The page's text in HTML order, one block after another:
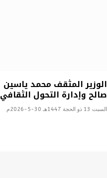
الوزير المثقف محمد ياسين
صالح وإدارة التحول الثقافي
السبت 13 ذو الحجة 1447هـ 30-5-2026م